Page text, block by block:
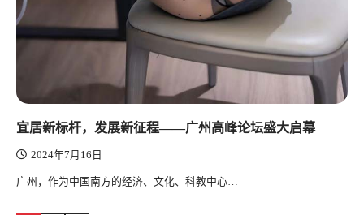
宜居新标杆，发展新征程——广州高峰论坛盛大启幕
2024年7月16日
广州，作为中国南方的经济、文化、科教中心…